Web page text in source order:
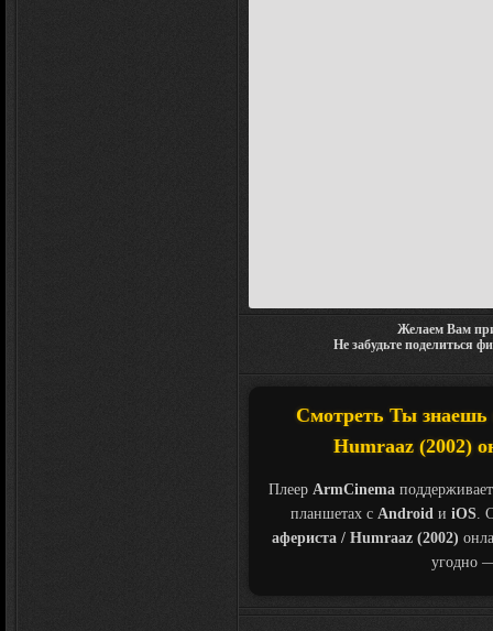
Желаем Вам
Не забудьте поделиться
Смотреть Ты знаешь
Humraaz (2002)
Плеер ArmCinema
планшетах с Android и iOS.
афериста / Humraaz (2002)
угодно